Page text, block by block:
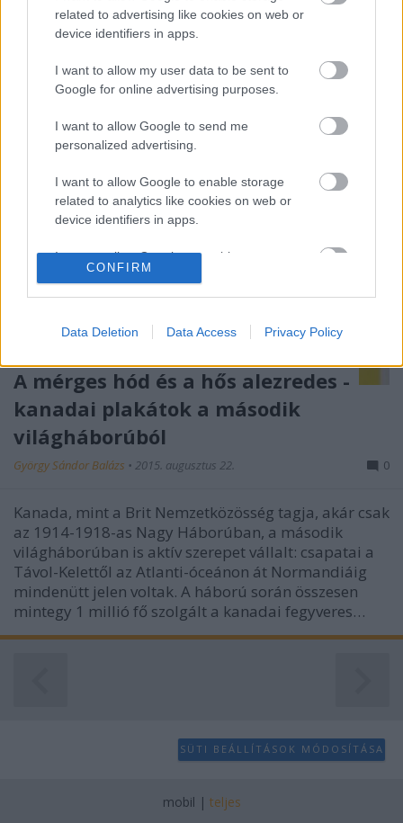
related to advertising like cookies on web or
device identifiers in apps.
I want to allow my user data to be sent to
Google for online advertising purposes.
I want to allow Google to send me
personalized advertising.
I want to allow Google to enable storage
related to analytics like cookies on web or
device identifiers in apps.
I want to allow Google to enable storage
related to functionality of the website or app.
related to personalization.
I want to allow Google to enable storage
related to security, including authentication
functionality and fraud prevention, and other
user protection.
CONFIRM
Data Deletion Data Access Privacy Policy
dal, amely bár "Piper" Bill Millin előtt minden
bizonnyal teljességgel ismeretlen volt, de mégis
egyet érthetett annak minden…
A mérges hód és a hős alezredes -
kanadai plakátok a második
világháborúból
György Sándor Balázs • 2015. augusztus 22. 0
Kanada, mint a Brit Nemzetközösség tagja, akár csak
az 1914-1918-as Nagy Háborúban, a második
világháborúban is aktív szerepet vállalt: csapatai a
Távol-Kelettől az Atlanti-óceánon át Normandiáig
mindenütt jelen voltak. A háború során összesen
mintegy 1 millió fő szolgált a kanadai fegyveres…
SÜTI BEÁLLÍTÁSOK MÓDOSÍTÁSA
mobil | teljes